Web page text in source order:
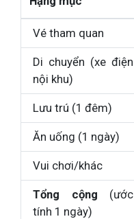
Vé tham quan
Di chuyển (xe điện
nội khu)
Lưu trú (1 đêm)
Ăn uống (1 ngày)
Vui chơi/khác
Tổng cộng (ước
tính 1 ngày)